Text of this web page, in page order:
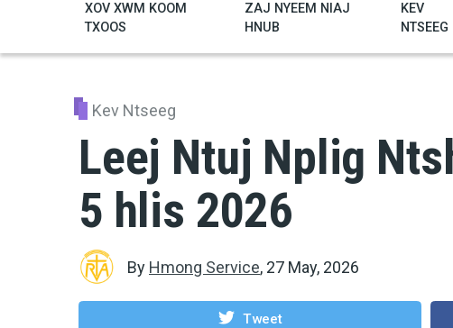
XOV XWM KOOM
TXOOS
ZAJ NYEEM NIAJ
HNUB
KEV
NTSEEG
Kev Ntseeg
Leej Ntuj Nplig
5 hlis 2026
By Hmong Service, 27 May, 2026
Tweet